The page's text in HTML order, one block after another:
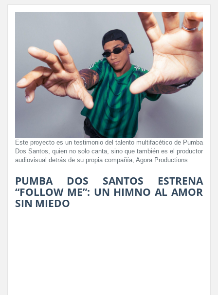
Este proyecto es un testimonio del talento multifacético de Pumba
Dos Santos, quien no solo canta, sino que también es el productor
audiovisual detrás de su propia compañía, Agora Productions
PUMBA DOS SANTOS ESTRENA
“FOLLOW ME”: UN HIMNO AL AMOR
SIN MIEDO